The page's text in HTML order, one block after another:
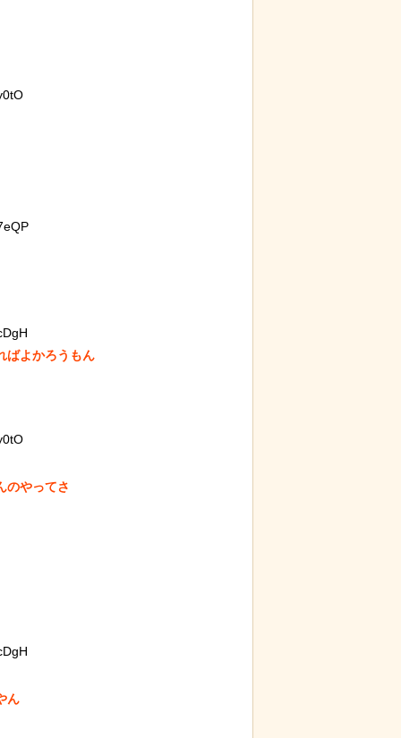
ばよかろうもん
のやってさ
ん
を調
【動画】アメリカで一番『人種差別』